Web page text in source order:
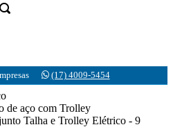
(17) 4009-5454
de aço com Trolley
Talha e Trolley Elétrico - 9